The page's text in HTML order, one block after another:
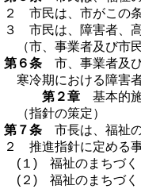
２ 市民は、市がこの
３ 市民は、障害者、
（市、事業者及び市
第６条 市、事業者及
寒冷期における障害
第２章 基本的
（指針の策定）
第７条 市長は、福祉
２ 推進指針に定める
(１) 福祉のまちづく
(２) 福祉のまちづく